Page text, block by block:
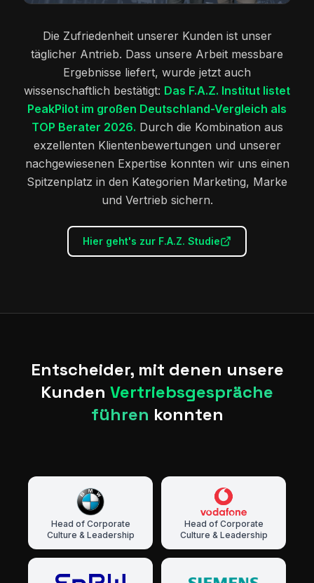
Die Zufriedenheit unserer Kunden ist unser
täglicher Antrieb. Dass unsere Arbeit messbare
Ergebnisse liefert, wurde jetzt auch
wissenschaftlich bestätigt: Das F.A.Z. Institut listet
PeakPilot im großen Deutschland-Vergleich als
TOP Berater 2026. Durch die Kombination aus
exzellenten Klientenbewertungen und unserer
nachgewiesenen Expertise konnten wir uns einen
Spitzenplatz in den Kategorien Marketing, Marke
und Vertrieb sichern.
Hier geht's zur F.A.Z. Studie
Entscheider, mit denen unsere
Kunden Vertriebsgespräche
führen konnten
Head of Corporate
Culture & Leadership
Head of Corporate
Culture & Leadership